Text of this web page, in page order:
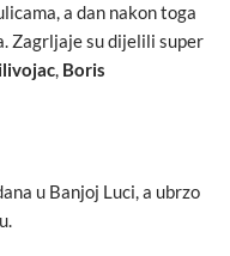
a dan nakon toga
Zagrljaje su dijelili super
, Boris
u Banjoj Luci, a ubrzo